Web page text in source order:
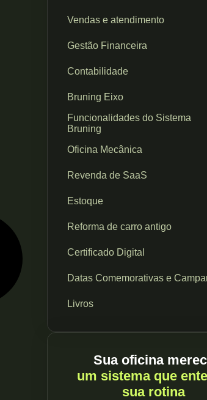
Vendas e atendimento
Gestão Financeira
Contabilidade
Bruning Eixo
Funcionalidades do Sistema
Bruning
Oficina Mecânica
Revenda de SaaS
Estoque
Reforma de carro antigo
Certificado Digital
Datas Comemorativas e
Livros
Sua oficina
um sistema que
sua rotina